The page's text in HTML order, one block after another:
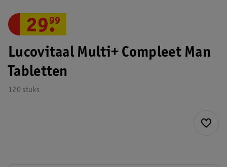
Lucovitaal Multi+ Compleet Man
Tabletten
120 stuks
29.
99